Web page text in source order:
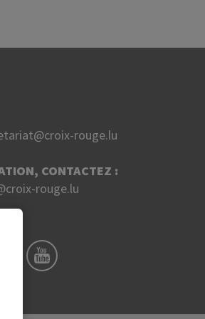
rouge.lu
CONTACTEZ :
rouge.lu